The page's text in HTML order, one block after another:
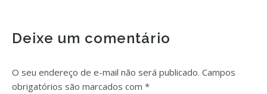
Deixe um comentário
O seu endereço de e-mail não será publicado. Campos
obrigatórios são marcados com *